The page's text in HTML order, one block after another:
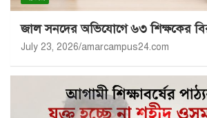
জাল সনদের অভিযোগে ৬৩ শিক্ষকের
July 23, 2026 amarcampus24.com